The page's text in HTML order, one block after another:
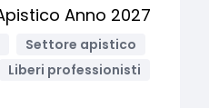
Anno 2027
Settore apistico
Liberi professionisti